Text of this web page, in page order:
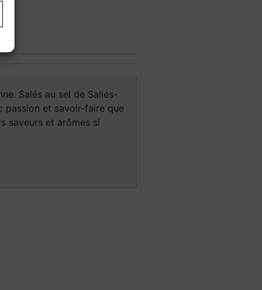
Salés au sel de Salies-
passion et savoir-faire que
saveurs et arômes si